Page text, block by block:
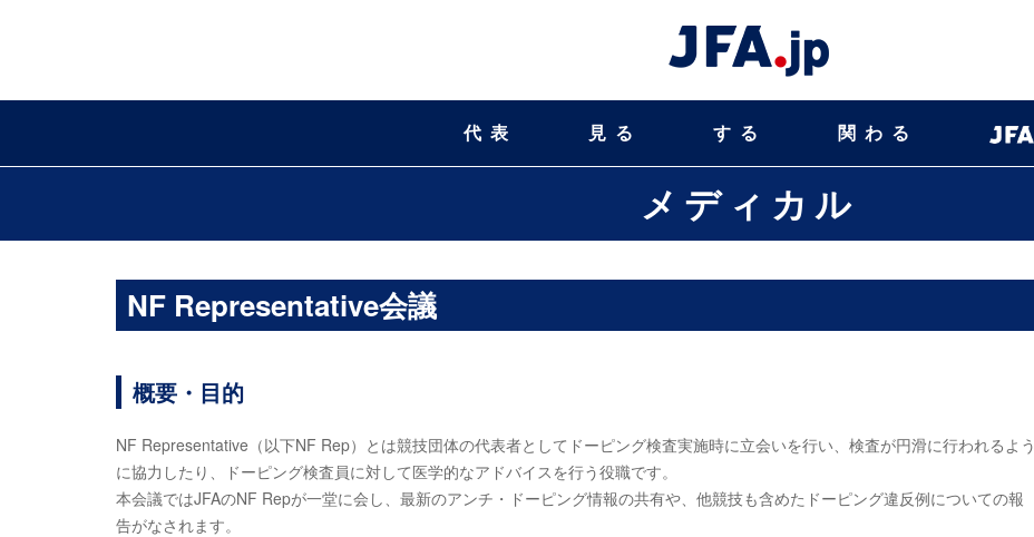
代表 見る する 関わる
メディカル
NF Representative会議
概要・目的
NF Representative（以下NF Rep）とは競技団体の代表者としてドーピング検査実施時に立会いを行い、検査が円滑に行われるよう
に協力したり、ドーピング検査員に対して医学的なアドバイスを行う役職です。
本会議ではJFAのNF Repが一堂に会し、最新のアンチ・ドーピング情報の共有や、他競技も含めたドーピング違反例についての報
告がなされます。